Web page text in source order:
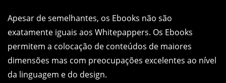
Apesar de semelhantes, os Ebooks não são
exatamente iguais aos Whitepappers. Os Ebooks
permitem a colocação de conteúdos de maiores
dimensões mas com preocupações excelentes ao nível
da linguagem e do design.